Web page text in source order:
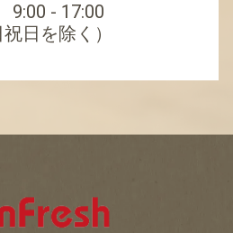
- 17:00
祝日を除く）